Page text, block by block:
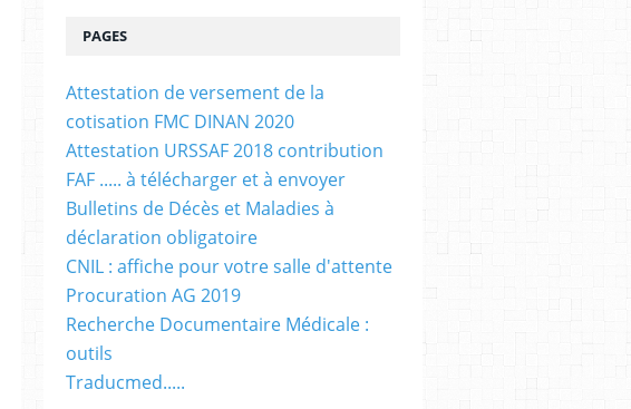
PAGES
Attestation de versement de la
cotisation FMC DINAN 2020
Attestation URSSAF 2018 contribution
FAF ..... à télécharger et à envoyer
Bulletins de Décès et Maladies à
déclaration obligatoire
CNIL : affiche pour votre salle d'attente
Procuration AG 2019
Recherche Documentaire Médicale :
outils
Traducmed.....